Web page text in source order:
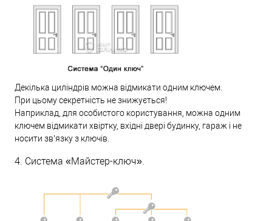
Декілька циліндрів можна відмикати одним ключем.
При цьому секретність не знижується!
Наприклад, для особистого користування, можна одним
ключем відмикати хвіртку, вхідні двері будинку, гараж і не
носити зв’язку з ключів.
4. Система «Майстер-ключ».